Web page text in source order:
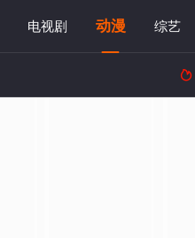
电视剧 动漫 综艺
